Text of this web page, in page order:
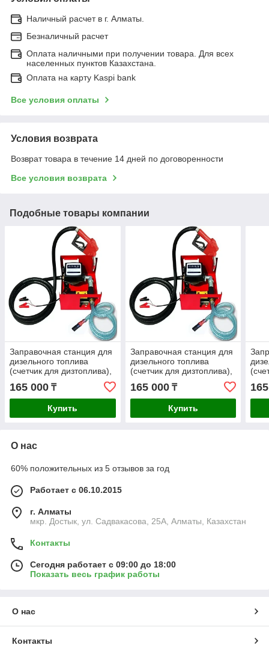
Наличный расчет в г. Алматы.
Безналичный расчет
Оплата наличными при получении товара. Для всех
населенных пунктов Казахстана.
Оплата на карту Kaspi bank
Все условия оплаты
Условия возврата
Возврат товара в течение 14 дней по договоренности
Все условия возврата
Подобные товары компании
Заправочная станция для
дизельного топлива
(счетчик для дизтоплива),
24 В, 60л/мин
165 000 ₸
Купить
Заправочная станция для
дизельного топлива
(счетчик для дизтоплива),
12 В, 60л/мин
165 000₸
Купить
О нас
60% положительных из 5 отзывов за год
Работает с 06.10.2015
г. Алматы
мкр. Достык, ул. Садвакасова, 25А, Алматы, Казахстан
Контакты
Сегодня работает с 09:00 до 18:00
Показать весь график работы
О нас
Контакты